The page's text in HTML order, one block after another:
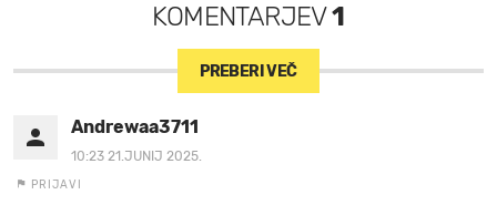
KOMENTARJEV1
PREBERI VEČ
Andrewaa3711
10:23 21.JUNIJ 2025.
PRIJAVI